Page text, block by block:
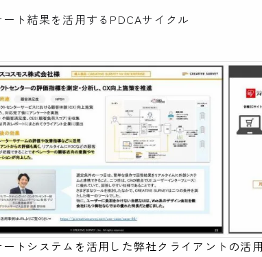
ート結果を活用するPDCAサイクル
トシステムを活用した弊社クライアントの活